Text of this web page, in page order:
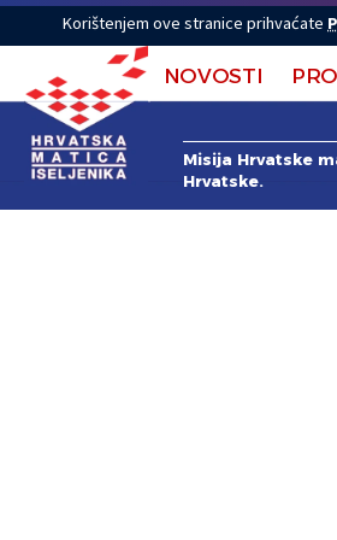
Korištenjem ove stranice prihvaćate
NOVOSTI
Misija Hrvatske
Hrvatske.